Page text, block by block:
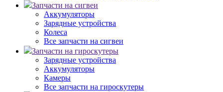
Запчасти на сигвеи
Аккумуляторы
Зарядные устройства
Колеса
Все запчасти на сигвеи
Запчасти на гироскутеры
Зарядные устройства
Аккумуляторы
Камеры
Все запчасти на гироскутеры